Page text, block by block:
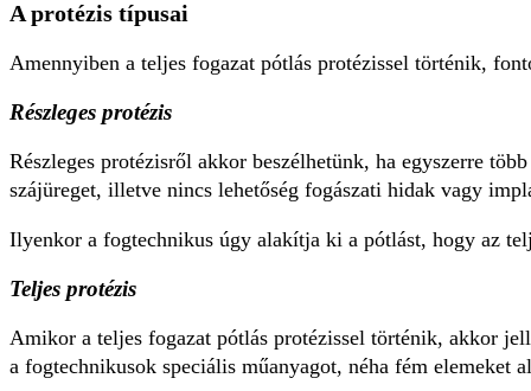
A protézis típusai
Amennyiben a teljes fogazat pótlás protézissel történik,
Részleges protézis
Részleges protézisről akkor beszélhetünk, ha egyszerre
szájüreget, illetve nincs lehetőség fogászati hidak vagy
Ilyenkor a fogtechnikus úgy alakítja ki a pótlást, hogy az
Teljes protézis
Amikor a teljes fogazat pótlás protézissel történik, akkor
a fogtechnikusok speciális műanyagot, néha fém elemeket